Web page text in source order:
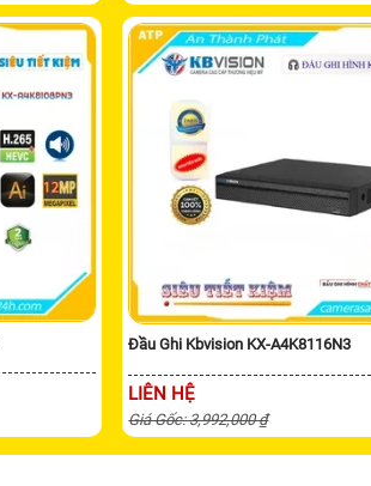
Đầu Ghi Kbvision KX-A4K8116N3
LIÊN HỆ
Giá Gốc: 3,992,000 ₫